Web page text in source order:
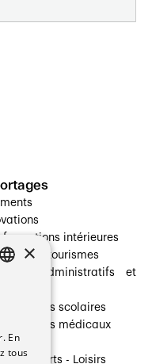
intérieures
et tourismes
administratifs et
scolaires
médicaux
- Sports - Loisirs
×
En
tous